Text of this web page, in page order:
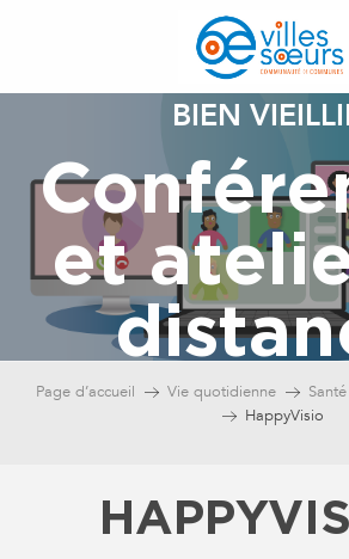
principal
BIEN
et
Page d’accueil Vie quotidienne Santé
HappyVisio